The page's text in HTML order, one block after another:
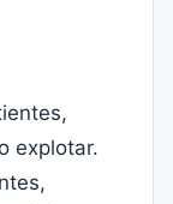
explotar.